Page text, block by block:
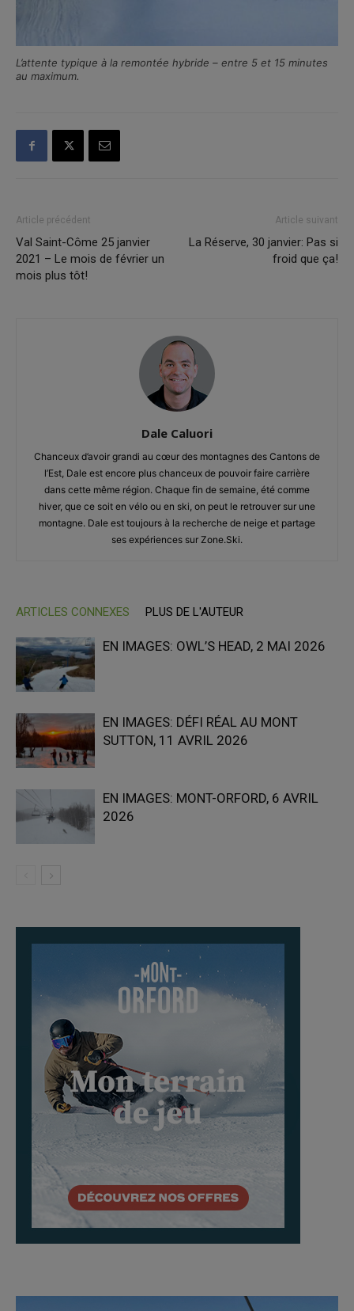
L’attente typique à la remontée hybride – entre 5 et 15 minutes
au maximum.
Article précédent
Val Saint-Côme 25 janvier
2021 – Le mois de février un
mois plus tôt!
Article suivant
La Réserve, 30 janvier: Pas si
froid que ça!
Dale Caluori
Chanceux d’avoir grandi au cœur des montagnes des Cantons de
l’Est, Dale est encore plus chanceux de pouvoir faire carrière
dans cette même région. Chaque fin de semaine, été comme
hiver, que ce soit en vélo ou en ski, on peut le retrouver sur une
montagne. Dale est toujours à la recherche de neige et partage
ses expériences sur Zone.Ski.
ARTICLES CONNEXES PLUS DE L'AUTEUR
EN IMAGES: OWL’S HEAD, 2 MAI 2026
EN IMAGES: DÉFI RÉAL AU MONT
SUTTON, 11 AVRIL 2026
EN IMAGES: MONT-ORFORD, 6 AVRIL
2026